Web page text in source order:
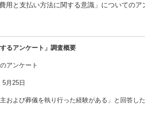
用と支払い方法に関する意識」についてのア
るアンケート」調査概要
アンケート
月25日
および葬儀を執り行った経験がある」と回答し